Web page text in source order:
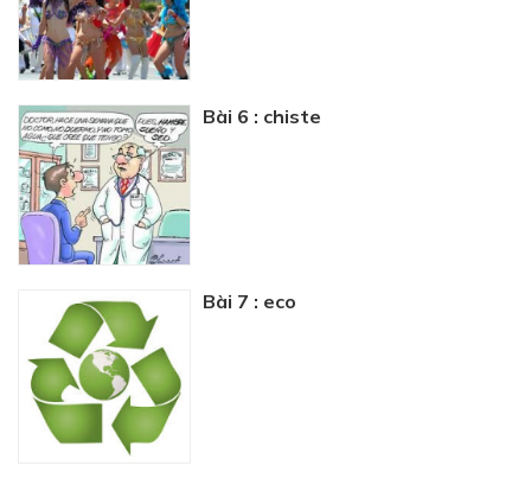
Bài 6 : chiste
Bài 7 : eco